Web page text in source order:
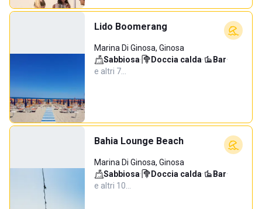
Lido Boomerang
Marina Di Ginosa, Ginosa
Sabbiosa· Doccia calda· Bar·
e altri 7…
Bahia Lounge Beach
Marina Di Ginosa, Ginosa
Sabbiosa· Doccia calda· Bar·
e altri 10…